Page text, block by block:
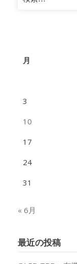
索:
月
3
10
17
24
31
« 6月
最近の投稿